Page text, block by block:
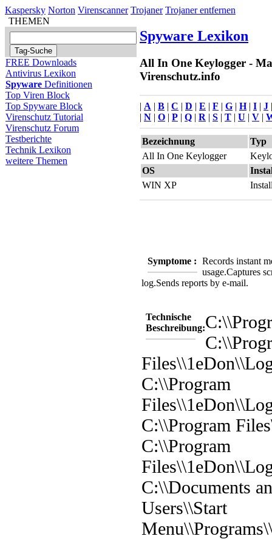
Kaspersky Norton Virenscanner Trojaner Trojaner entfernen
THEMEN
FREE Downloads
Antivirus Lexikon
Spyware Definitionen
Top Viren Block
Top Spyware Block
Virenschutz Tutorial
Virenschutz Forum
Testberichte
Technik Lexikon
weitere Themen
Spyware Lexikon
All In One Keylogger -
Virenschutz.info
| A | B | C | D | E | F | G | H| I | J
| N | O | P | Q | R | S | T | U | V |
Bezeichnung
Typ
All In One Keylogger
OS
WIN XP
Symptome : Records instant
usage.Captures
log.Sends reports by e-mail.
Technische
Beschreibung:
C:\\Program
C:\\Program
C:\\Program
C:\\Documents
Users\\Start